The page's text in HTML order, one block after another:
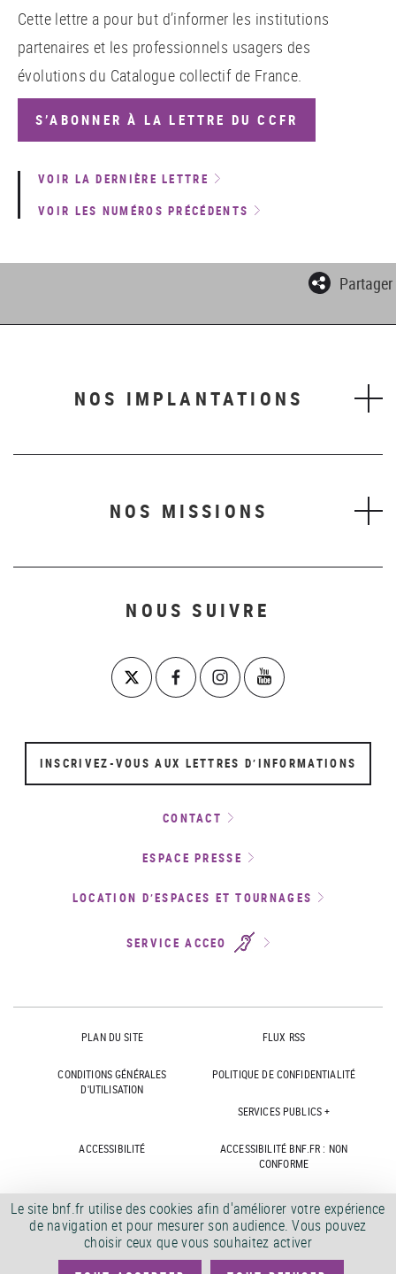
Cette lettre a pour but d’informer les institutions
partenaires et les professionnels usagers des
évolutions du Catalogue collectif de France.
S’ABONNER À LA LETTRE DU CCFR
VOIR LA DERNIÈRE LETTRE
VOIR LES NUMÉROS PRÉCÉDENTS
Partager
NOS IMPLANTATIONS
NOS MISSIONS
NOUS SUIVRE
INSCRIVEZ-VOUS AUX LETTRES D’INFORMATIONS
CONTACT
ESPACE PRESSE
LOCATION D’ESPACES ET TOURNAGES
SERVICE ACCEO
PLAN DU SITE FLUX RSS
CONDITIONS GÉNÉRALES
D'UTILISATION
POLITIQUE DE CONFIDENTIALITÉ
SERVICES PUBLICS +
ACCESSIBILITÉ
ACCESSIBILITÉ BNF.FR : NON
CONFORME
MARCHÉS PUBLICS OFFRES D'EMPLOI
DÉMATÉRIALISATION FACTURES CRÉDITS
Le site bnf.fr utilise des cookies afin d'améliorer votre expérience
de navigation et pour mesurer son audience. Vous pouvez
choisir ceux que vous souhaitez activer